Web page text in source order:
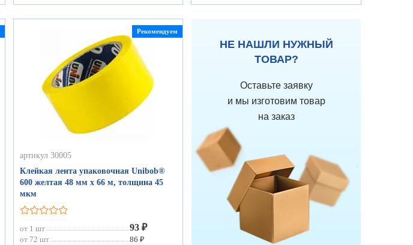
Рекомендуем
артикул 30005
Клейкая лента упаковочная Unibob®
600 желтая 48 мм х 66 м, толщина 45
мкм
от 1 шт 93 ₽
от 72 шт
86 ₽
НЕ НАШЛИ НУЖНЫЙ
ТОВАР?
Оставьте заявку
и мы изготовим товар
на заказ